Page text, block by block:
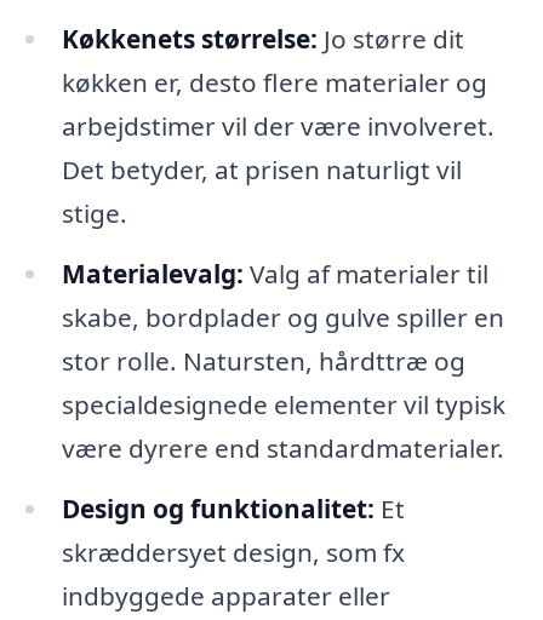
Køkkenets størrelse: Jo større dit
køkken er, desto flere materialer og
arbejdstimer vil der være involveret.
Det betyder, at prisen naturligt vil
stige.
Materialevalg: Valg af materialer til
skabe, bordplader og gulve spiller en
stor rolle. Natursten, hårdttræ og
specialdesignede elementer vil typisk
være dyrere end standardmaterialer.
Design og funktionalitet: Et
skræddersyet design, som fx
indbyggede apparater eller